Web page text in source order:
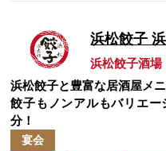
浜松餃子
浜松餃子酒場
浜松餃子と豊富な居酒屋メ
餃子もノンアルもバリエ
分！
宴会